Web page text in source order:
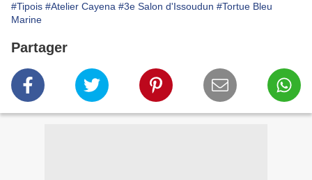
#Tipois #Atelier Cayena #3e Salon d'Issoudun #Tortue Bleu
Marine
Partager